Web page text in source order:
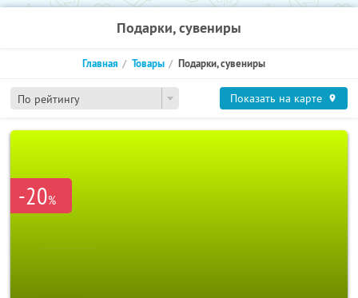
Подарки, сувениры
По рейтингу
Главная Товары Подарки, сувениры
Показать на карте
-20%